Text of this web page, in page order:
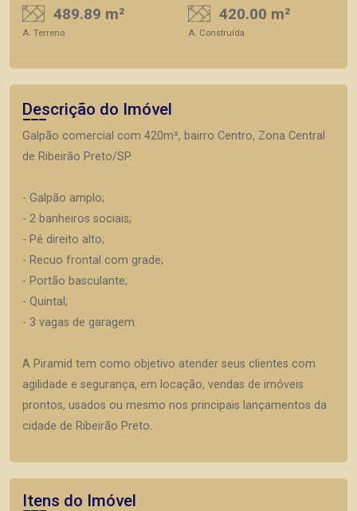
489.89 m²
A. Terreno
420.00 m²
A. Construída
Descrição do Imóvel
Galpão comercial com 420m², bairro Centro, Zona Central
de Ribeirão Preto/SP.
- Galpão amplo;
- 2 banheiros sociais;
- Pé direito alto;
- Recuo frontal com grade;
- Portão basculante;
- Quintal;
- 3 vagas de garagem.
A Piramid tem como objetivo atender seus clientes com
agilidade e segurança, em locação, vendas de imóveis
prontos, usados ou mesmo nos principais lançamentos da
cidade de Ribeirão Preto.
Itens do Imóvel